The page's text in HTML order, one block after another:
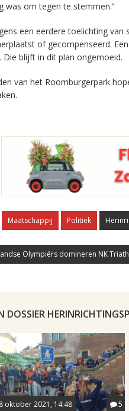
was om tegen te stemmen.”
een eerdere toelichting
of gecompenseerd.
Die blijft in dit plan ongemoeid.
van het Roomburgerpark
Maatschappij Politiek
Olympiërs domineren NK
DOSSIER
oktober 2021, 14:48 5